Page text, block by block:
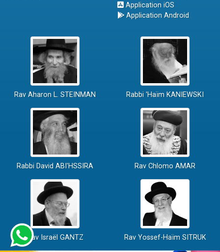
Application iOS
Application Android
Rav Aharon L. STEINMAN Rabbi 'Haïm KANIEWSKI
Rabbi David ABI'HSSIRA Rav Chlomo AMAR
Rav Israël GANTZ Rav Yossef-Haïm SITRUK